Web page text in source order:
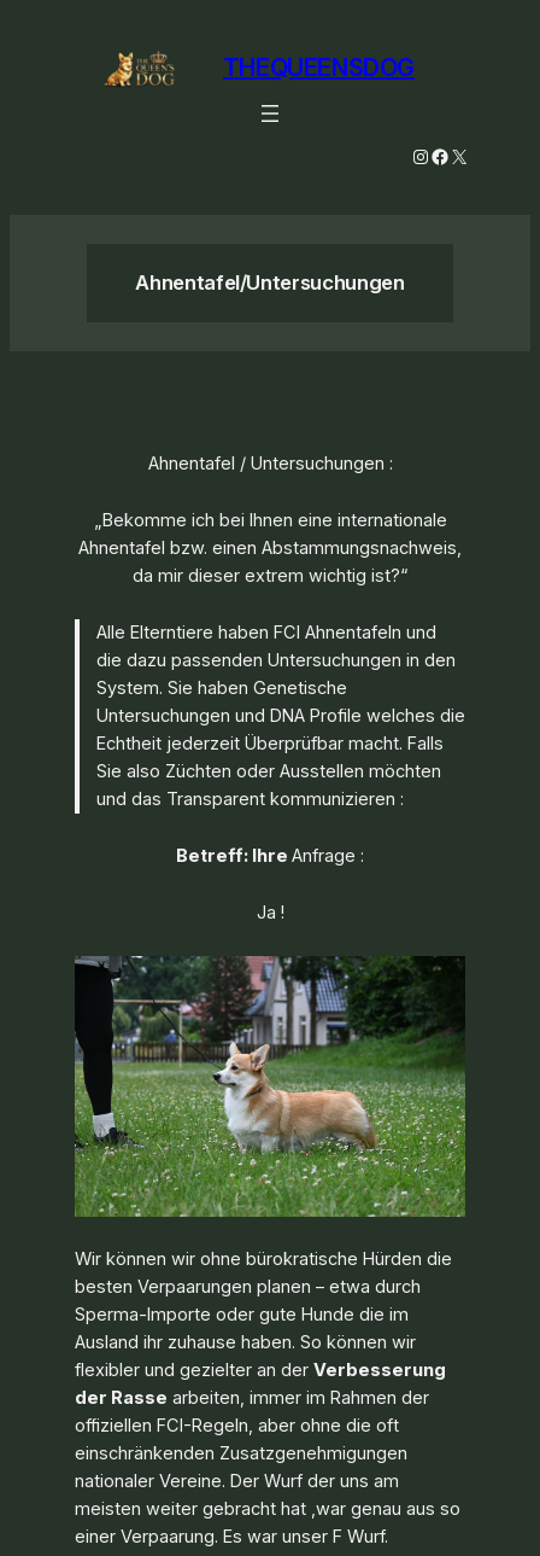
THEQUEENSDOG
Instagram
Facebook
X
Ahnentafel/Untersuchungen
Ahnentafel / Untersuchungen :
„Bekomme ich bei Ihnen eine internationale
Ahnentafel bzw. einen Abstammungsnachweis,
da mir dieser extrem wichtig ist?“
Alle Elterntiere haben FCI Ahnentafeln und
die dazu passenden Untersuchungen in den
System. Sie haben Genetische
Untersuchungen und DNA Profile welches die
Echtheit jederzeit Überprüfbar macht. Falls
Sie also Züchten oder Ausstellen möchten
und das Transparent kommunizieren :
Betreff: Ihre Anfrage :
Ja !
Wir können wir ohne bürokratische Hürden die
besten Verpaarungen planen – etwa durch
Sperma-Importe oder gute Hunde die im
Ausland ihr zuhause haben. So können wir
flexibler und gezielter an der Verbesserung
der Rasse arbeiten, immer im Rahmen der
offiziellen FCI-Regeln, aber ohne die oft
einschränkenden Zusatzgenehmigungen
nationaler Vereine. Der Wurf der uns am
meisten weiter gebracht hat ,war genau aus so
einer Verpaarung. Es war unser F Wurf.